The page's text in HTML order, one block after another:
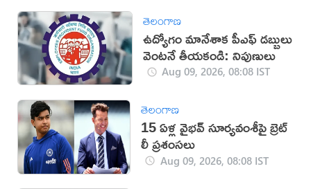
తెలంగాణ
ఉద్యోగం మానేశాక పీఎఫ్ డబ్బులు
వెంటనే తీయకండి: నిపుణులు
Aug 09, 2026, 08:08 IST
తెలంగాణ
15 ఏళ్ల వైభవ్ సూర్యవంశీపై బ్రెట్
లీ ప్రశంసలు
Aug 09, 2026, 08:08 IST